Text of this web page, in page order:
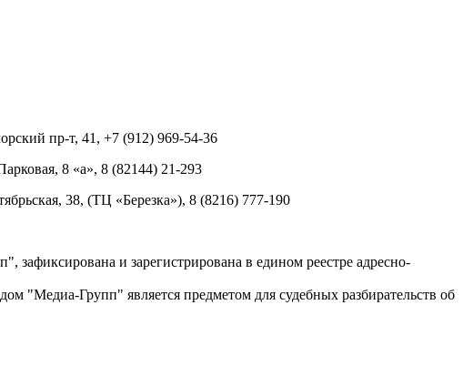
пр-т, 41, +7 (912) 969-54-36
8 «а», 8 (82144) 21-293
38, (ТЦ «Березка»), 8 (8216) 777-190
и зарегистрирована в едином реестре адресно-
"Медиа-Групп" является предметом для судебных разбирательств об